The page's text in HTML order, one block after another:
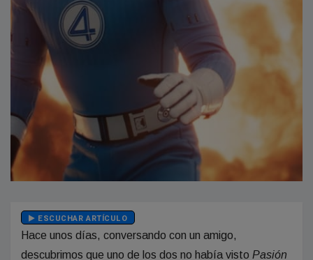
ESCUCHAR ARTÍCULO
Hace unos días, conversando con un amigo,
descubrimos que uno de los dos no había visto Pasión